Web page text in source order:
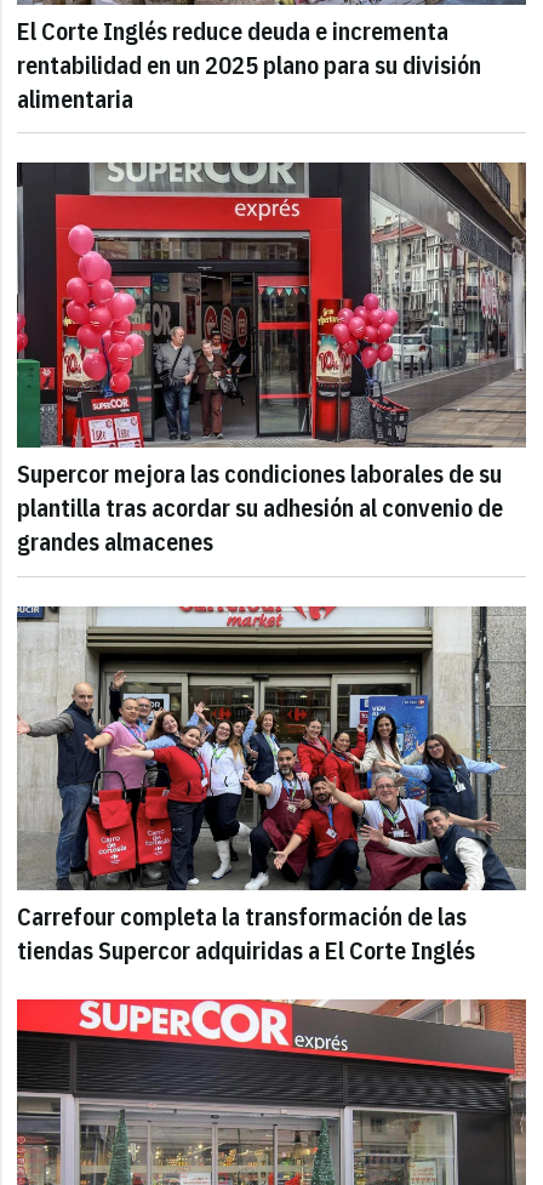
El Corte Inglés reduce deuda e incrementa
rentabilidad en un 2025 plano para su división
alimentaria
Supercor mejora las condiciones laborales de su
plantilla tras acordar su adhesión al convenio de
grandes almacenes
Carrefour completa la transformación de las
tiendas Supercor adquiridas a El Corte Inglés